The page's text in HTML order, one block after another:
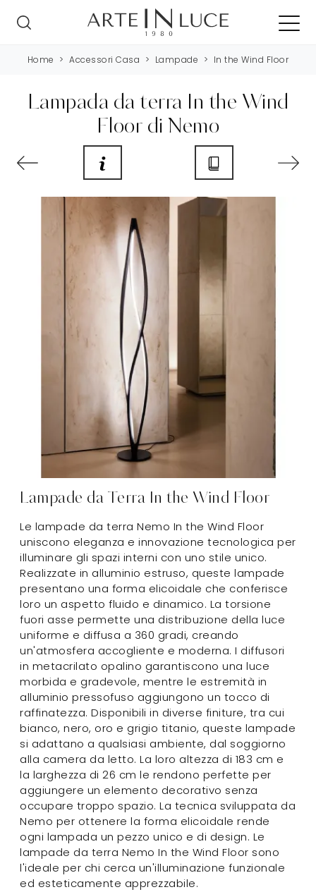
Home > Accessori Casa > Lampade > In the Wind Floor
Lampada da terra In the Wind
Floor di Nemo
Lampade da Terra In the Wind Floor
Le lampade da terra Nemo In the Wind Floor
uniscono eleganza e innovazione tecnologica per
illuminare gli spazi interni con uno stile unico.
Realizzate in alluminio estruso, queste lampade
presentano una forma elicoidale che conferisce
loro un aspetto fluido e dinamico. La torsione
fuori asse permette una distribuzione della luce
uniforme e diffusa a 360 gradi, creando
un'atmosfera accogliente e moderna. I diffusori
in metacrilato opalino garantiscono una luce
morbida e gradevole, mentre le estremità in
alluminio pressofuso aggiungono un tocco di
raffinatezza. Disponibili in diverse finiture, tra cui
bianco, nero, oro e grigio titanio, queste lampade
si adattano a qualsiasi ambiente, dal soggiorno
alla camera da letto. La loro altezza di 183 cm e
la larghezza di 26 cm le rendono perfette per
aggiungere un elemento decorativo senza
occupare troppo spazio. La tecnica sviluppata da
Nemo per ottenere la forma elicoidale rende
ogni lampada un pezzo unico e di design. Le
lampade da terra Nemo In the Wind Floor sono
l'ideale per chi cerca un'illuminazione funzionale
ed esteticamente apprezzabile.